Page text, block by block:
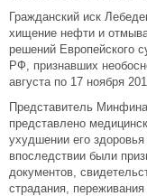
Гражданский иск
хищение нефти и
решений Европейского
РФ, признавших
августа по 17 ноября
Представитель
представлено
ухудшении его
впоследствии были
документов,
страдания,